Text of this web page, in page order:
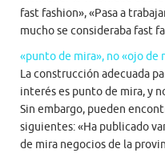
fast fashion», «Pasa a
mucho se consideraba fast
«punto de mira», no «ojo de
La construcción adecuada
interés es punto de mira, y
Sin embargo, pueden
siguientes: «Ha publicado
de mira negocios de la